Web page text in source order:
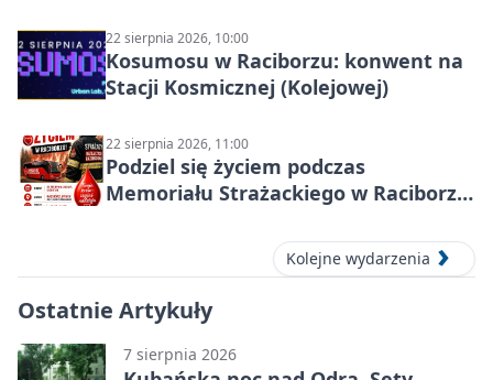
22 sierpnia 2026, 10:00
Kosumosu w Raciborzu: konwent na
Stacji Kosmicznej (Kolejowej)
22 sierpnia 2026, 11:00
Podziel się życiem podczas
Memoriału Strażackiego w Raciborzu
Kolejne wydarzenia
Ostatnie Artykuły
7 sierpnia 2026